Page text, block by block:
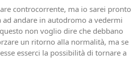
controcorrente, ma io sarei pronto
andare in autodromo a vedermi
non voglio dire che debbano
un ritorno alla normalità, ma se
esserci la possibilità di tornare a